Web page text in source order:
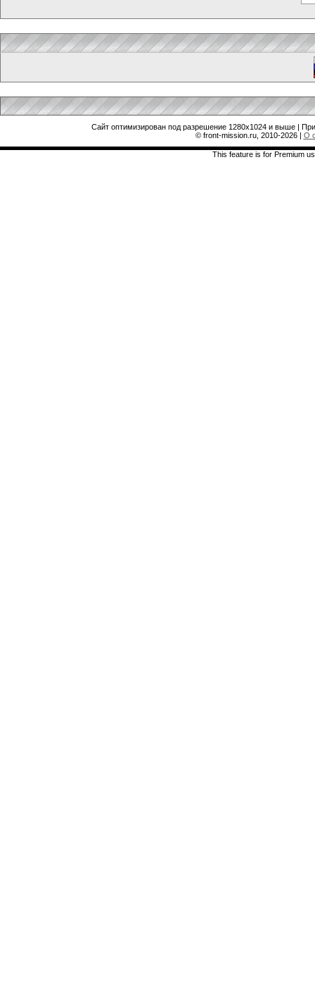
Сайт оптимизирован под разрешение 1280x1024 и выше |
© front-mission.ru, 2010-2026| О
This feature is for Premium